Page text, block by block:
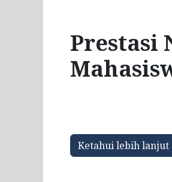
Prestasi
Ketahui lebih lanjut